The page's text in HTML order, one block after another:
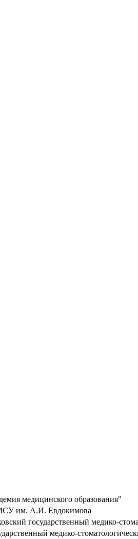
медицинского образования"
им. А.И. Евдокимова
государственный медико-
медико-